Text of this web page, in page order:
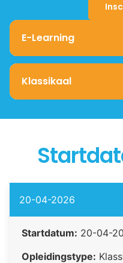
E-Learning
Klassikaal
20-04-2026
Startdatum: 20-04-
Opleidingstype: